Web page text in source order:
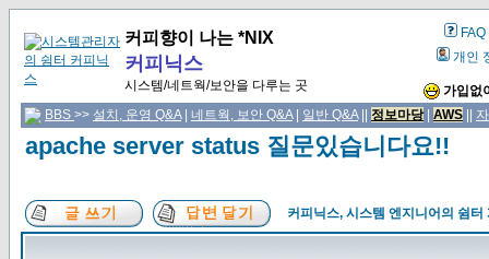
커피향이 나는 *NIX
커피닉스
시스템/네트웍/보안을 다루는 곳
FAQ
개인
가입없
BBS >> 설치, 운영 Q&A| 네트웍, 보안 Q&A| 일반 Q&A|| 정보마당| AWS
apache server status 질문있습니다요!!
커피닉스, 시스템 엔지니어의 쉼터